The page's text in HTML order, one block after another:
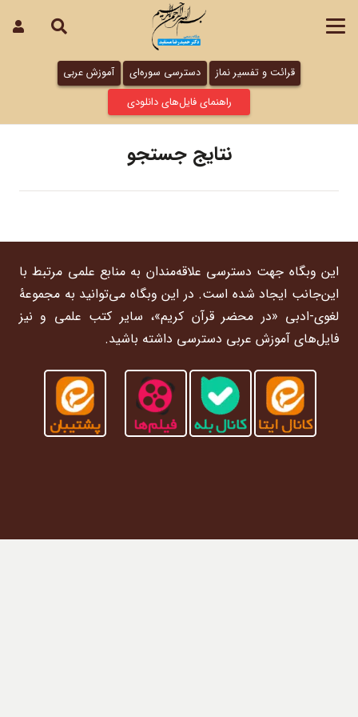
قرائت و تفسیر نماز دسترسی سوره‌ای
آموزش عربی
راهنمای فایل‌های دانلودی
نتایج جستجو
این وبگاه جهت دسترسی علاقه‌مندان به منابع علمی مرتبط با
این‌جانب ایجاد شده است. در این وبگاه می‌توانید به مجموعۀ
لغوی-ادبی «در محضر قرآن کریم»، سایر کتب علمی و نیز
فایل‌های آموزش عربی دسترسی داشته باشید.